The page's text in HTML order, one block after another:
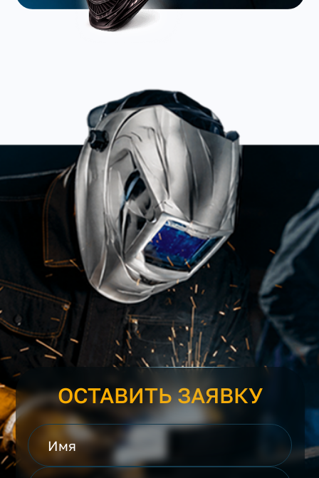
ОСТАВИТЬ ЗАЯВКУ